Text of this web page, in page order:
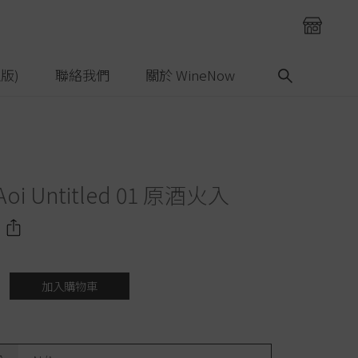
) 聯絡我們 關於 WineNow
Untitled 01 原酒火入
加入購物車